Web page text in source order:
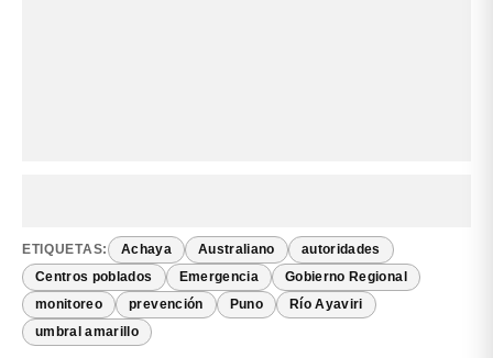
ETIQUETAS: Achaya Australiano autoridades
Centros poblados Emergencia Gobierno Regional
monitoreo prevención Puno Río Ayaviri
umbral amarillo